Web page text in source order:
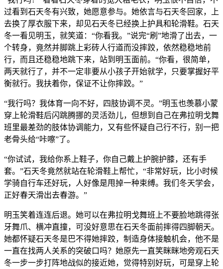
过看到石天冬有兴致，她愿意参与。她依言与石天冬回家，上
去换了厚衣服下来，却见石天冬已经换上护具和轮滑鞋。石天
冬一看见明玉，就笑道：“你看我。”说完“刷”地滑了出去，一
个转身，竟然并脚跳上彩砖人行道而没摔跤，依然稳稳地前
行，而且还稳稳地跳下来，站到明玉面前。“你看，很简单，
两天就行了，并不一定非要从小孩子开始就学，只要掌握好平
衡就行。我扶着你，保证不让你摔跤。”
“我行吗？我体育一向不好，四肢协调不灵。”明玉也羡慕小蒙
穿上轮滑鞋后闪跳腾挪的灵活劲儿，但想到自己在弗拉明戈舞
班里最差劲的肢体协调能力，又有些怀疑自己行不行，别一把
老骨头给“咔嚓”了。
“你试试，我给你系上鞋子，你自己戴上护腕护膝，还有手
套。”石天冬竟然就站在轮滑鞋上帮忙，“非常好玩，比小时候
学骑自行车还好玩，人好像是甩掉一种束缚。我们冬天学会，
正好春天滑出去春游。”
明玉笑着连连后退。她可以在弗拉明戈舞班上不要脸地跳得张
牙舞爪、横冲直撞，可没好意思在石天冬面前摔得四脚朝天。
她都怀疑石天冬是巴不得她摔跤，制造身体接触机会，他不是
一直在找两人关系的突破口吗？她原先一直笑眯眯地旁观石天
冬一步一步打阵地战似的接近她，觉得特别好玩，可是穿上轮